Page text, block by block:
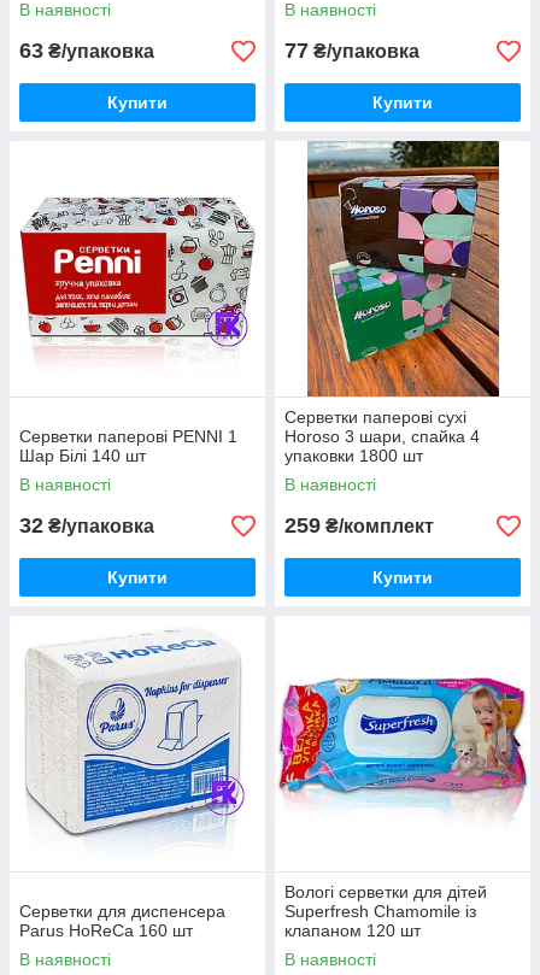
В наявності
63 ₴/упаковка
Купити
В наявності
77 ₴/упаковка
Купити
Серветки паперові PENNI 1
Шар Білі 140 шт
В наявності
32 ₴/упаковка
Купити
Серветки паперові сухі
Horoso 3 шари, спайка 4
упаковки 1800 шт
В наявності
259 ₴/комплект
Купити
Серветки для диспенсера
Parus HoReCa 160 шт
В наявності
Вологі серветки для дітей
Superfresh Chamomile із
клапаном 120 шт
В наявності